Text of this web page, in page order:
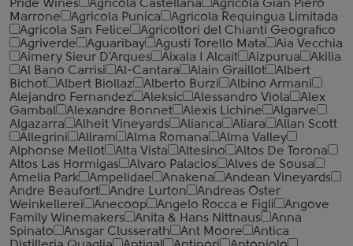
Pride Wines
Agricola Castellana
Agricola Gian Piero
Marrone
Agricola Punica
Agricola Requingua Limitada
Agricola San Felice
Agricoltori del Chianti Geografico
Agriverde
Aguaribay Agusti Torello Mata
Aia Vecchia
Aimery Sieur D'Arques
Aixala I Alcait Aizpurua
Akilia
Al Bano Carrisi
Al-Cantara Alain Graillot
Albert
Bichot
Albert Biollaz Alberto Burzi
Albino Armani
Alejandro Fernandez
Aleksic Alessandro Viola
Alex
Gambal
Alexandre Bonnet Alexis Lichine
Algarve
Algazarra
Alheit Vineyards Alianca Aliara
Allan Scott
Allegrini
Allram Alma Romana
Alma Valley
Alphonse Mellot
Alta Vista Altesino
Altos De Torona
Altos Las Hormigas
Alvaro Palacios
Alves de Sousa
Amelia Park
Ampelidae Anakena
Andean Vineyards
Andre Beaufort
Andre Lurton
Andreas Oster
Weinkellerei
Anecoop Angelo Rocca е Figli
Angove
Family Winemakers
Anita & Hans Nittnaus
Anna
Spinato
Ansgar Clusserath Ant Moore
Antica